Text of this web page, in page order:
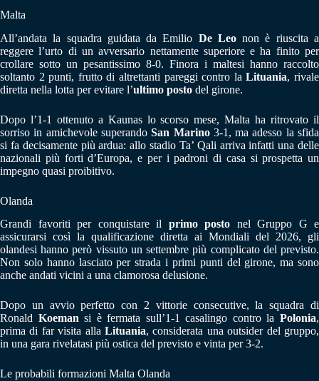
Malta
All’andata la squadra guidata da Emilio De Leonon è riuscita a
reggere l’urto di un avversario nettamente superiore e ha finito per
crollare sotto un pesantissimo 8-0. Finora i maltesi hanno raccolto
soltanto 2 punti, frutto di altrettanti pareggi contro laLituania, rivale
diretta nella lotta per evitare l’ultimo posto del girone.
Dopo l’1-1 ottenuto a Kaunas lo scorso mese, Malta ha ritrovato il
sorriso in amichevole superandoSan Marino3-1, ma adesso la sfida
si fa decisamente più ardua: allo stadio Ta’ Qali arriva infatti una delle
nazionali più forti d’Europa, e per i padroni di casa si prospetta un
impegno quasi proibitivo.
Olanda
Grandi favoriti per conquistare il primo posto nel Gruppo G e
assicurarsi così la qualificazione diretta ai Mondiali del 2026, gli
olandesi hanno però vissuto un settembre più complicato del previsto.
Non solo hanno lasciato per strada i primi punti del girone, ma sono
anche andati vicini a una clamorosa delusione.
Dopo un avvio perfetto con 2 vittorie consecutive, la squadra di
Ronald Koeman si è fermata sull’1-1 casalingo contro laPolonia,
prima di far visita alla Lituania, considerata una outsider del gruppo,
in una gara rivelatasi più ostica del previsto e vinta per 3-2.
Le probabili formazioni Malta Olanda